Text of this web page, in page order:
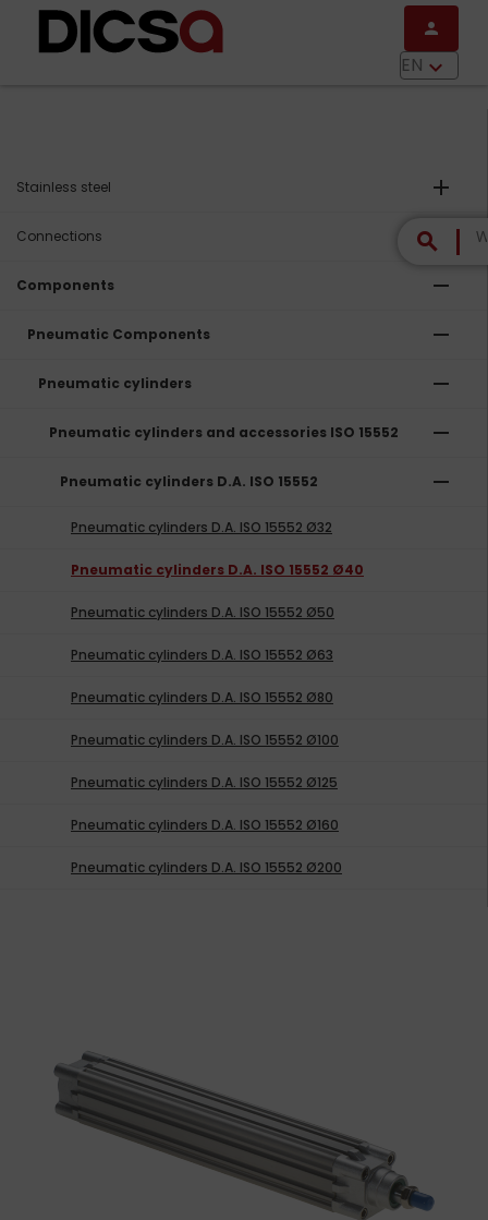
Skip to main content
person
EN keyboard_arrow_down
search
Stainless steel add
Connections add
Components remove
Pneumatic Components remove
Pneumatic cylinders remove
Pneumatic cylinders and accessories ISO 15552 remove
Pneumatic cylinders D.A. ISO 15552 remove
Pneumatic cylinders D.A. ISO 15552 Ø32
Pneumatic cylinders D.A. ISO 15552 Ø40
Pneumatic cylinders D.A. ISO 15552 Ø50
Pneumatic cylinders D.A. ISO 15552 Ø63
Pneumatic cylinders D.A. ISO 15552 Ø80
Pneumatic cylinders D.A. ISO 15552 Ø100
Pneumatic cylinders D.A. ISO 15552 Ø125
Pneumatic cylinders D.A. ISO 15552 Ø160
Pneumatic cylinders D.A. ISO 15552 Ø200